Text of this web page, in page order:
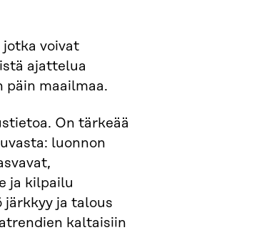
voivat
ajattelua
päin maailmaa.
On tärkeää
luonnon
ja kilpailu
järkkyy ja talous
kaltaisiin